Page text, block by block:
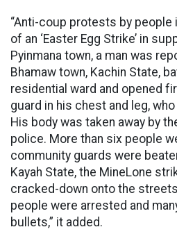
“Anti-coup protests by people
of an ‘Easter Egg Strike’ in
Pyinmana town, a man was
Bhamaw town, Kachin State,
residential ward and opened
guard in his chest and leg,
His body was taken away by
police. More than six people
community guards were
Kayah State, the MineLone
cracked-down onto the
people were arrested and
bullets,” it added.